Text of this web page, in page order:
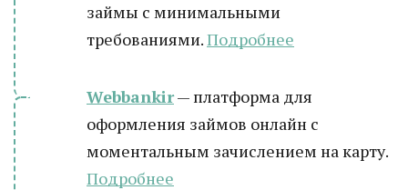
займы с минимальными
требованиями.Подробнее
Webbankir— платформа для
оформления займов онлайн с
моментальным зачислением на карту.
Подробнее